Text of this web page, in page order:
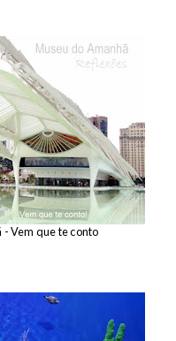
Vem que te conto